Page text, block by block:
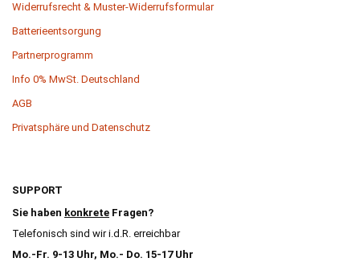
Widerrufsrecht & Muster-Widerrufsformular
Batterieentsorgung
Partnerprogramm
Info 0% MwSt. Deutschland
AGB
Privatsphäre und Datenschutz
SUPPORT
Sie haben konkrete Fragen?
Telefonisch sind wir i.d.R. erreichbar
Mo.-Fr. 9-13 Uhr, Mo.- Do. 15-17 Uhr